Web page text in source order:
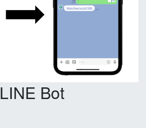
LINE Bot